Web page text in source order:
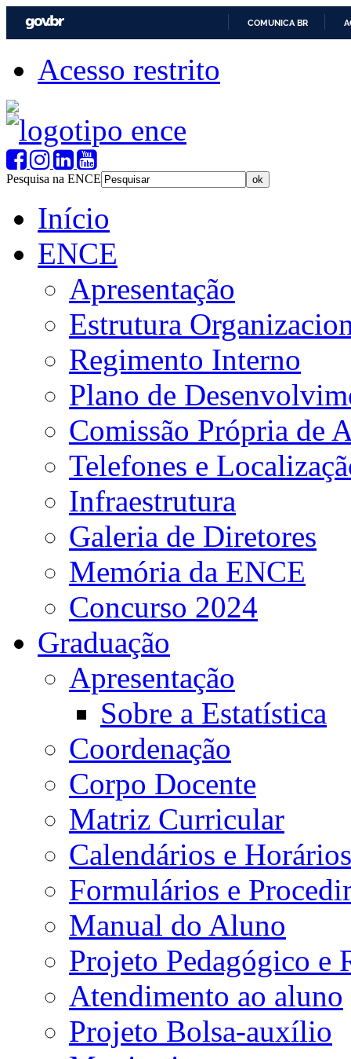
COMUNICA BR
Acesso restrito
Pesquisa na ENCE
Início
ENCE
Apresentação
Estrutura
Regimento Interno
Plano de
Comissão Própria de
Telefones e
Infraestrutura
Galeria de Diretores
Memória da ENCE
Concurso 2024
Graduação
Apresentação
Sobre a Estatística
Coordenação
Corpo Docente
Matriz Curricular
Calendários e Horários
Formulários e
Manual do Aluno
Projeto Pedagógico e
Atendimento ao aluno
Projeto Bolsa-auxílio